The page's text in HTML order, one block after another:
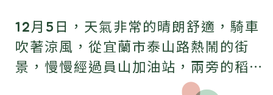
12月5日，天氣非常的晴朗舒適，騎車
吹著涼風，從宜蘭市泰山路熱鬧的街
景，慢慢經過員山加油站，兩旁的稻田
開始漸漸出現了，天空的視野變得開闊